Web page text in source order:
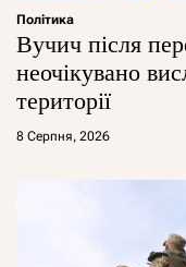
Політика
Вучич після
неочікувано
території
8 Серпня, 2026